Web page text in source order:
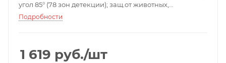
угол 85° (78 зон детекции); защ.от животных,
регул.чувствит.; U-пит. 9,5...16В; I-потр.8мА; t-
Подробности
1 619 руб./шт